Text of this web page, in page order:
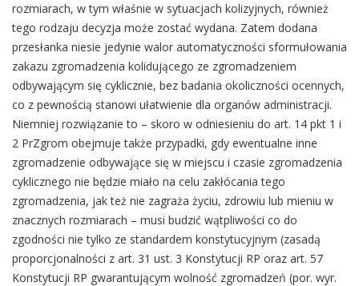
rozmiarach, w tym właśnie w sytuacjach kolizyjnych, również
tego rodzaju decyzja może zostać wydana. Zatem dodana
przesłanka niesie jedynie walor automatyczności sformułowania
zakazu zgromadzenia kolidującego ze zgromadzeniem
odbywającym się cyklicznie, bez badania okoliczności ocennych,
co z pewnością stanowi ułatwienie dla organów administracji.
Niemniej rozwiązanie to – skoro w odniesieniu do art. 14 pkt 1 i
2 PrZgrom obejmuje także przypadki, gdy ewentualne inne
zgromadzenie odbywające się w miejscu i czasie zgromadzenia
cyklicznego nie będzie miało na celu zakłócania tego
zgromadzenia, jak też nie zagraża życiu, zdrowiu lub mieniu w
znacznych rozmiarach – musi budzić wątpliwości co do
zgodności nie tylko ze standardem konstytucyjnym (zasadą
proporcjonalności z art. 31 ust. 3 Konstytucji RP oraz art. 57
Konstytucji RP gwarantującym wolność zgromadzeń (por. wyr.